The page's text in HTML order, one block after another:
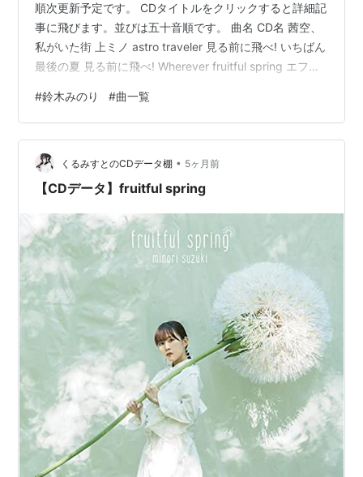
順次更新予定です。 CDタイトルをクリックすると詳細記
事に飛びます。並びは五十音順です。 曲名 CD名 茜空、
私がいた街 上ミノ astro traveler 見る前に飛べ! いちばん
最後の夏 見る前に飛べ! Wherever fruitful spring エフェ
べ! Crosswalk 見る前に飛べ! gloria 上ミノ こいもよう 上
ミノ 心が、青い。 見る前に飛べ! サイハテ fruitful spring
最果てのハロー 上ミノ Shout!!! fruitful spring…
#鈴木みのり #曲一覧
くるみすとのCDデータ棚 • 5ヶ月前
【CDデータ】fruitful spring